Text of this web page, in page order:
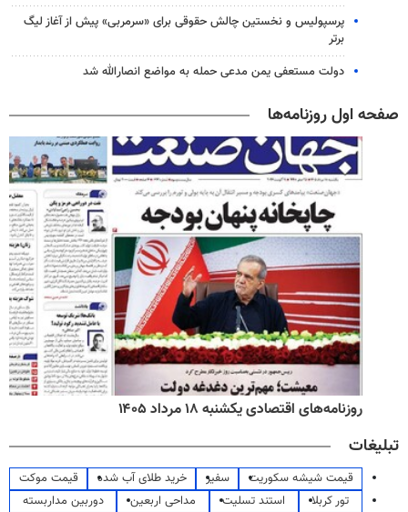
پرسپولیس و نخستین چالش حقوقی برای «سرمربی» پیش از آغاز لیگ
برتر
دولت مستعفی یمن مدعی حمله به مواضع انصارالله شد
صفحه اول روزنامه‌ها
روزنامه‌های اقتصادی یکشنبه ۱۸ مرداد ۱۴۰۵
تبلیغات
قیمت شیشه سکوریت سفیر خرید طلای آب شده
قیمت موکت
تور کربلا
استند تسلیت مداحی اربعین
دوربین مداربسته